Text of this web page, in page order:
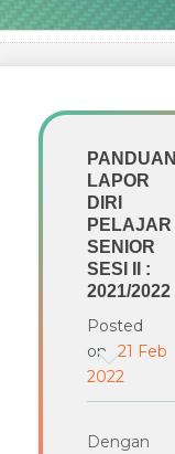
PANDUAN
LAPOR
DIRI
PELAJAR
SENIOR
SESI II :
2021/2022
Posted
on
21 Feb
2022
Dengan